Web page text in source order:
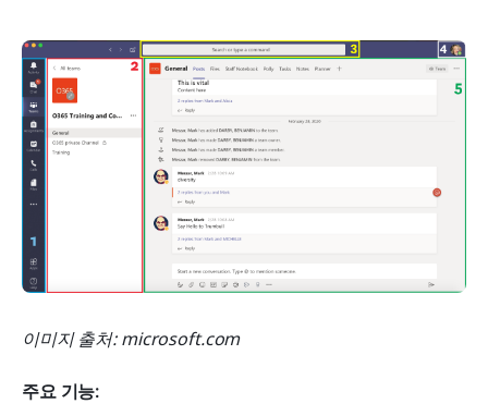
이미지 출처: microsoft.com
주요 기능: